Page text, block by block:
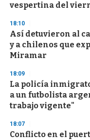
vespertina del
18:10
Así detuvieron al
y a chilenos que
Miramar
18:09
La policía
a un futbolista
trabajo vigente"
18:07
Conflicto en el